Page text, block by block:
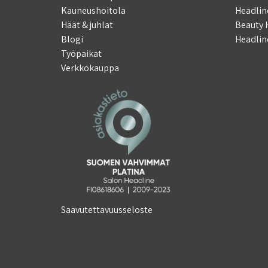
Kauneushoitola
Häät & juhlat
Blogi
Työpaikat
Verkkokauppa
Beauty
Saavutettavuusseloste